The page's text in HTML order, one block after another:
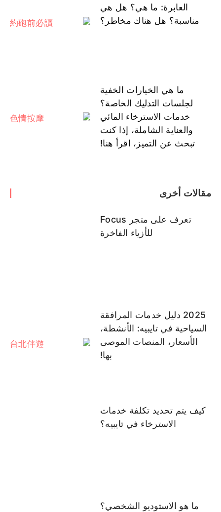
العابرة: ما هي؟ هل هي
مناسبة؟ هل هناك مخاطر؟
ما هي الخيارات الخفية
لجلسات التدليك الخاصة؟
خدمات الاسترخاء المائي
والعناية الشاملة، إذا كنت
تبحث عن التميز، اقرأ هنا!
مقالات أخرى
تعرف على متجر Focus
للأزياء الفاخرة
2025 دليل خدمات المرافقة
السياحية في تايبيه: الأنشطة،
الأسعار، المنصات الموصى
بها!
كيف يتم تحديد تكلفة خدمات
الاسترخاء في تايبيه؟
ما هو الاستوديو الشخصي؟